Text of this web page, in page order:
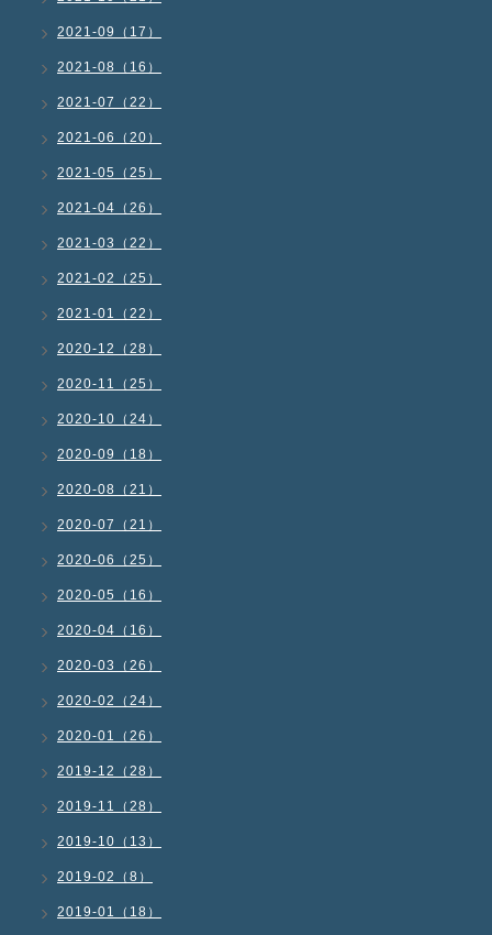
2021-09（17）
2021-08（16）
2021-07（22）
2021-06（20）
2021-05（25）
2021-04（26）
2021-03（22）
2021-02（25）
2021-01（22）
2020-12（28）
2020-11（25）
2020-10（24）
2020-09（18）
2020-08（21）
2020-07（21）
2020-06（25）
2020-05（16）
2020-04（16）
2020-03（26）
2020-02（24）
2020-01（26）
2019-12（28）
2019-11（28）
2019-10（13）
2019-02（8）
2019-01（18）